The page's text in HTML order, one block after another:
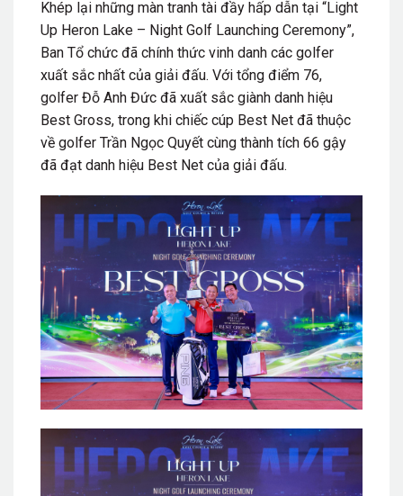
Khép lại những màn tranh tài đầy hấp dẫn tại “Light
Up Heron Lake – Night Golf Launching Ceremony”,
Ban Tổ chức đã chính thức vinh danh các golfer
xuất sắc nhất của giải đấu. Với tổng điểm 76,
golfer Đỗ Anh Đức đã xuất sắc giành danh hiệu
Best Gross, trong khi chiếc cúp Best Net đã thuộc
về golfer Trần Ngọc Quyết cùng thành tích 66 gậy
đã đạt danh hiệu Best Net của giải đấu.